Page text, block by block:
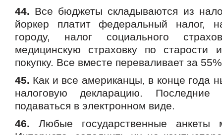
44. Все бюджеты складываются из
йоркер платит федеральный налог,
городу, налог социального
медицинскую страховку по
покупку. Все вместе переваливает за
45. Как и все американцы, в конце года
налоговую декларацию.
подаваться в электронном виде.
46. Любые государственные анкеты